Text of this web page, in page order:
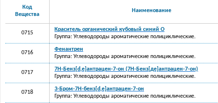
Код
Вещества
Наименование
0715
Краситель органический кубовый синий О
Группа: Углеводороды ароматические полициклические.
0716
Фенантрен
Группа: Углеводороды ароматические полициклические.
0717
7Н-Бенз[d,e]антрацен-7-он (7H-Бенз[де]антрацен-7-он)
Группа: Углеводороды ароматические полициклические.
0718
3-Бром-7H-бенз[d,e]антрацен-7-он
Группа: Углеводороды ароматические полициклические.